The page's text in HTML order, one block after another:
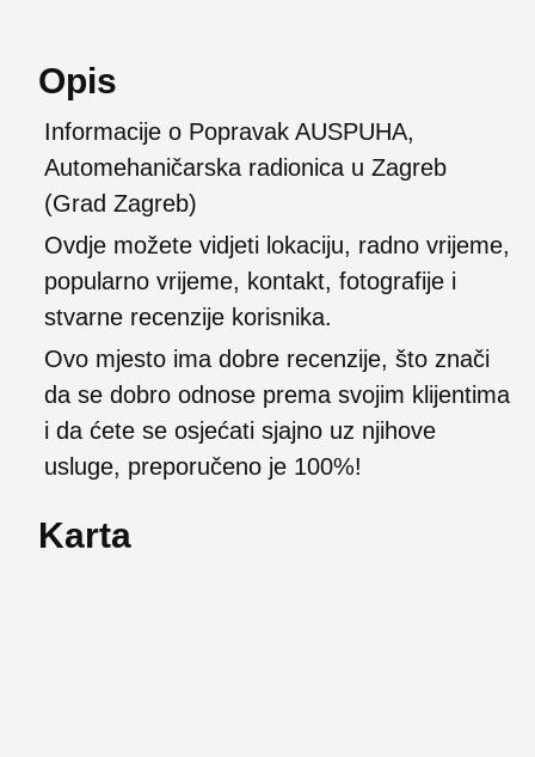
Opis
Informacije o Popravak AUSPUHA,
Automehaničarska radionica u Zagreb
(Grad Zagreb)
Ovdje možete vidjeti lokaciju, radno vrijeme,
popularno vrijeme, kontakt, fotografije i
stvarne recenzije korisnika.
Ovo mjesto ima dobre recenzije, što znači
da se dobro odnose prema svojim klijentima
i da ćete se osjećati sjajno uz njihove
usluge, preporučeno je 100%!
Karta